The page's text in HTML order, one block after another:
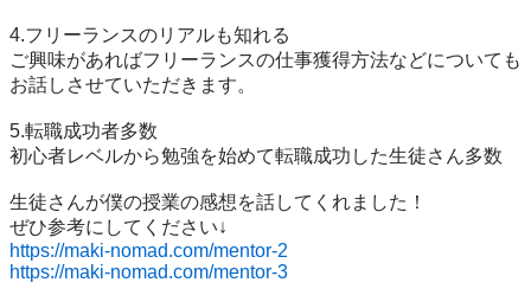
4.フリーランスのリアルも知れる
ご興味があればフリーランスの仕事獲得方法などについても
お話しさせていただきます。
5.転職成功者多数
初心者レベルから勉強を始めて転職成功した生徒さん多数
生徒さんが僕の授業の感想を話してくれました！
https://maki-nomad.com/mentor-2
https://maki-nomad.com/mentor-3